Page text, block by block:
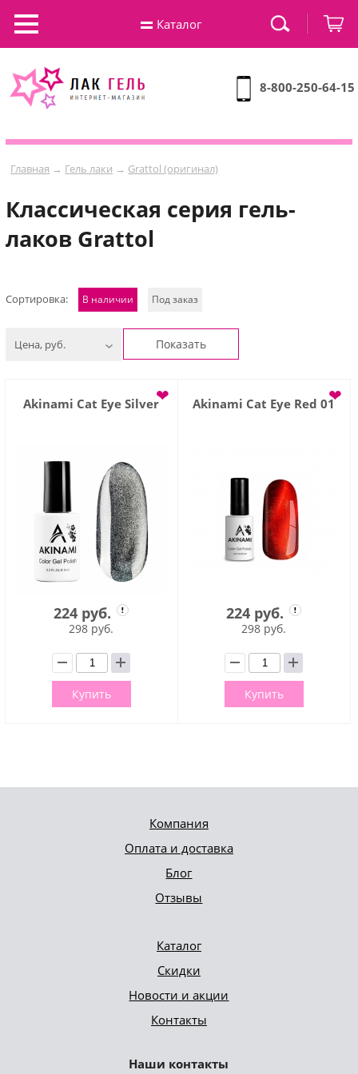
8-800-250-64-15
Главная → Гель лаки → Grattol (оригинал)
Классическая серия гель-
лаков Grattol
Сортировка: В наличии Под заказ
Цена, руб. Показать
Akinami Cat Eye Silver❤
224 руб.
298 руб.
Купить
Akinami Cat Eye Red 01❤
224 руб.
298 руб.
Купить
Каталог
Компания
Оплата и доставка
Блог
Отзывы
Каталог
Скидки
Новости и акции
Контакты
Наши контакты